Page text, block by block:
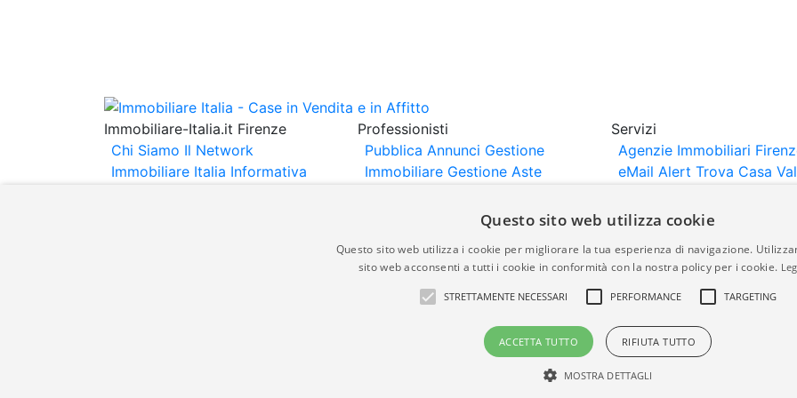
Immobiliare-Italia.it Firenze
Chi Siamo Il Network
Immobiliare Italia Informativa
Professionisti
Pubblica Annunci Gestione
Immobiliare Gestione Aste
Importazione
Servizi
Agenzie Immobiliari
eMail Alert Trova Casa
Gli annunci immobiliari presenti su immobiliare-italia.it vengono pubblicati da agenzie immobiliari e
italia.it quindi non è responsabile della veridicità, della correttezza, della completezza, della
Questo sito web utilizza cookie
Questo sito web utilizza i cookie per migliorare la tua esperienza di navigazione.
sito web acconsenti a tutti i cookie in conformità con la nostra policy per i cookie.
STRETTAMENTE NECESSARI PERFORMANCE TARGETING
ACCETTA TUTTO RIFIUTA TUTTO
MOSTRA DETTAGLI